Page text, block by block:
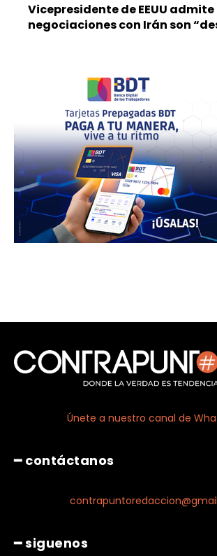
Vicepresidente de EEUU
negociaciones con Irán son
Únete a nuestro canal de
━ contáctanos
━ siguenos